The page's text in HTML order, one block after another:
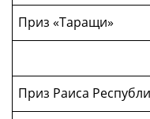
Приз «Таращи»
Приз Раиса